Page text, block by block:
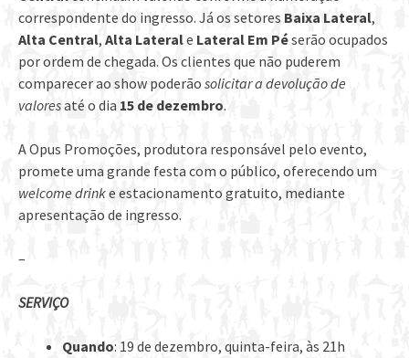
correspondente do ingresso. Já os setores Baixa Lateral,
Alta Central, Alta Laterale Lateral Em Péserão ocupados
por ordem de chegada. Os clientes que não puderem
comparecer ao show poderão solicitar a devolução de
valoresaté o dia 15 de dezembro.
A Opus Promoções, produtora responsável pelo evento,
promete uma grande festa com o público, oferecendo um
welcome drinke estacionamento gratuito, mediante
apresentação de ingresso.
–
SERVIÇO
Quando: 19 de dezembro, quinta-feira, às 21h